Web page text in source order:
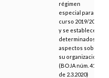
régimen
especial para el
curso 2019/2020
y se establecen
determinados
aspectos sobre
su organización
(BOJA núm. 41,
de 2.3.2020)